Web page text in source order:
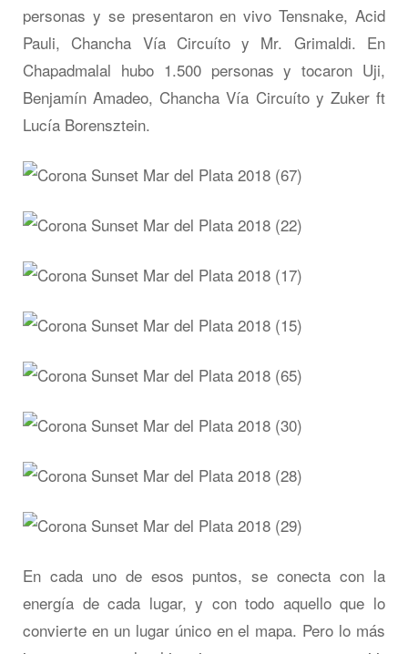
personas y se presentaron en vivo Tensnake, Acid
Pauli, Chancha Vía Circuíto y Mr. Grimaldi. En
Chapadmalal hubo 1.500 personas y tocaron Uji,
Benjamín Amadeo, Chancha Vía Circuíto y Zuker ft
Lucía Borensztein.
En cada uno de esos puntos, se conecta con la
energía de cada lugar, y con todo aquello que lo
convierte en un lugar único en el mapa. Pero lo más